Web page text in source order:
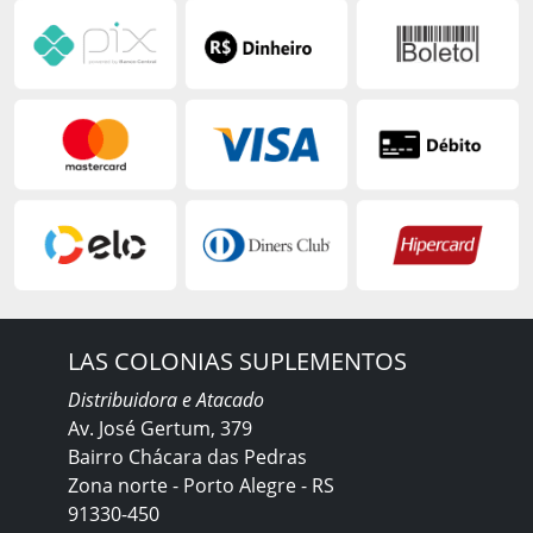
LAS COLONIAS SUPLEMENTOS
Distribuidora e Atacado
Av. José Gertum, 379
Bairro Chácara das Pedras
Zona norte - Porto Alegre - RS
91330-450